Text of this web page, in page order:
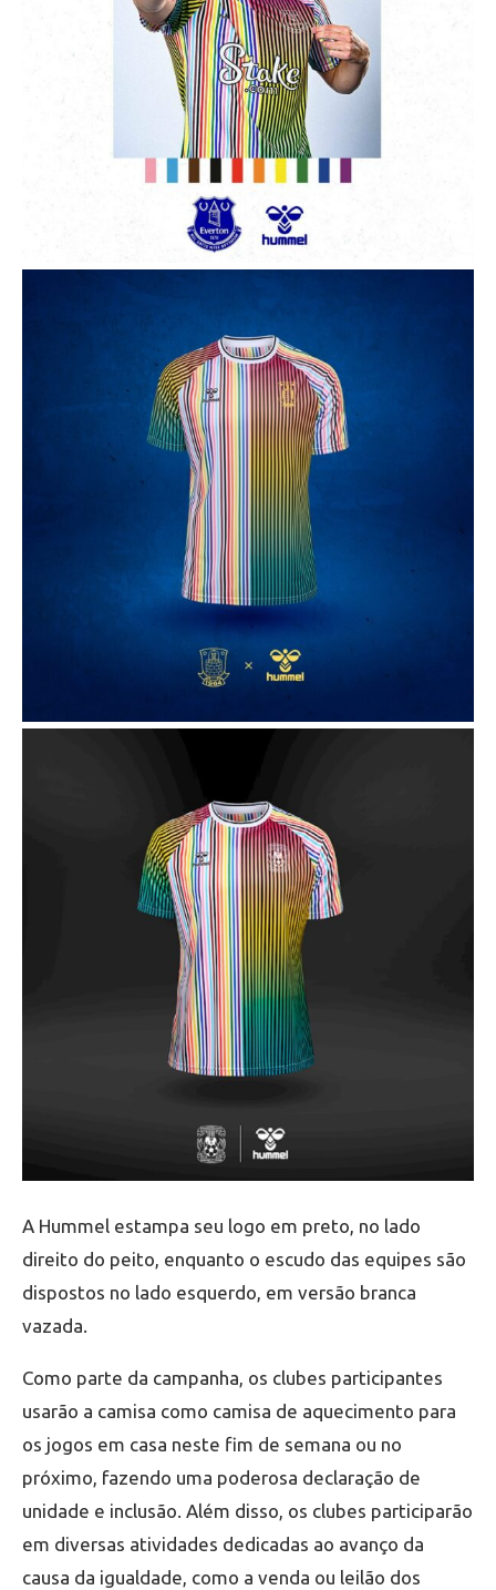
A Hummel estampa seu logo em preto, no lado
direito do peito, enquanto o escudo das equipes são
dispostos no lado esquerdo, em versão branca
vazada.
Como parte da campanha, os clubes participantes
usarão a camisa como camisa de aquecimento para
os jogos em casa neste fim de semana ou no
próximo, fazendo uma poderosa declaração de
unidade e inclusão. Além disso, os clubes participarão
em diversas atividades dedicadas ao avanço da
causa da igualdade, como a venda ou leilão dos